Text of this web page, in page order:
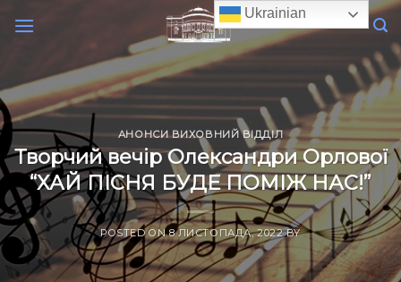
АНОНСИ ВИХОВНИЙ ВІДДІЛ
Творчий вечір Олександри Орлової
“ХАЙ ПІСНЯ БУДЕ ПОМІЖ НАС!”
POSTED ON8 ЛИСТОПАДА, 2022BY
Ukrainian